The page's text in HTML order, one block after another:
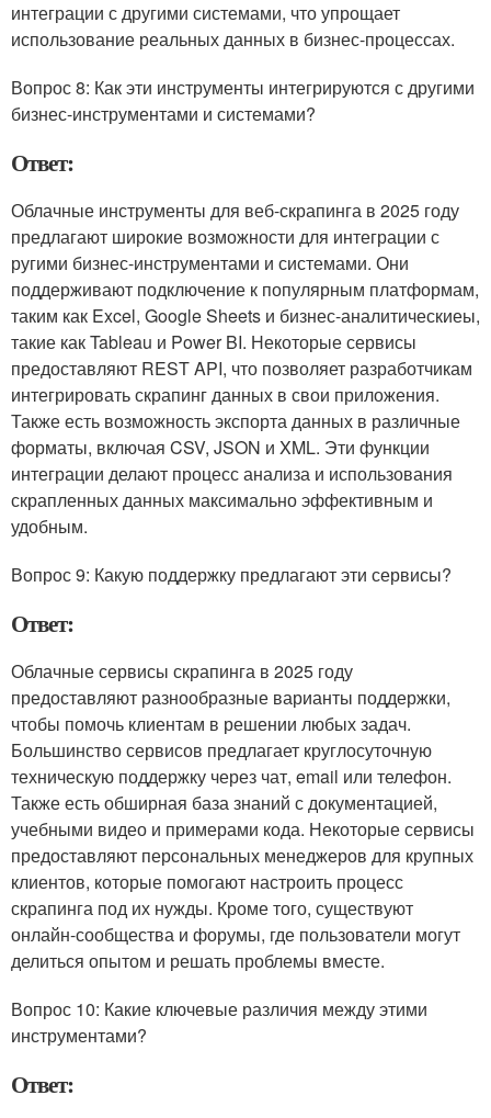
интеграции с другими системами, что упрощает
использование реальных данных в бизнес-процессах.
Вопрос 8: Как эти инструменты интегрируются с другими
бизнес-инструментами и системами?
Ответ:
Облачные инструменты для веб-скрапинга в 2025 году
предлагают широкие возможности для интеграции с
ругими бизнес-инструментами и системами. Они
поддерживают подключение к популярным платформам,
таким как Excel, Google Sheets и бизнес-аналитическиеы,
такие как Tableau и Power BI. Некоторые сервисы
предоставляют REST API, что позволяет разработчикам
интегрировать скрапинг данных в свои приложения.
Также есть возможность экспорта данных в различные
форматы, включая CSV, JSON и XML. Эти функции
интеграции делают процесс анализа и использования
скрапленных данных максимально эффективным и
удобным.
Вопрос 9: Какую поддержку предлагают эти сервисы?
Ответ:
Облачные сервисы скрапинга в 2025 году
предоставляют разнообразные варианты поддержки,
чтобы помочь клиентам в решении любых задач.
Большинство сервисов предлагает круглосуточную
техническую поддержку через чат, email или телефон.
Также есть обширная база знаний с документацией,
учебными видео и примерами кода. Некоторые сервисы
предоставляют персональных менеджеров для крупных
клиентов, которые помогают настроить процесс
скрапинга под их нужды. Кроме того, существуют
онлайн-сообщества и форумы, где пользователи могут
делиться опытом и решать проблемы вместе.
Вопрос 10: Какие ключевые различия между этими
инструментами?
Ответ: